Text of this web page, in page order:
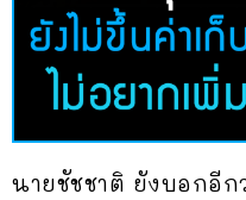
นายชัชชาติ ยังบอกอีก